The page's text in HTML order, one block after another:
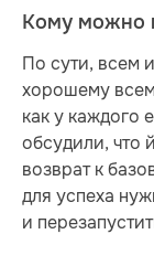
Кому можно
По сути, всем
хорошему всем
как у каждого
обсудили, что
возврат к
для успеха
и